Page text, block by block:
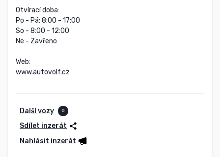
Otvírací doba:
Po - Pá: 8:00 - 17:00
So - 8:00 - 12:00
Ne - Zavřeno
Web:
www.autovolf.cz
Další vozy 0
Sdílet inzerát
Nahlásit inzerát